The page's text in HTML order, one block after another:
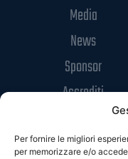
Per fornire le migliori
per memorizzare e/o
Media
News
Sponsor
Accrediti